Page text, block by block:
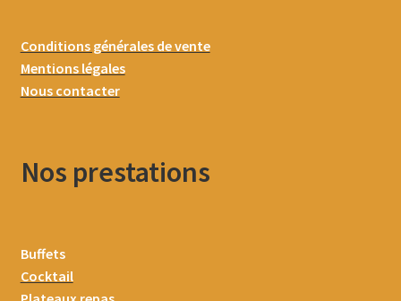
Conditions générales de vente
Mentions légales
Nous contacter
Nos prestations
Buffets
Cocktail